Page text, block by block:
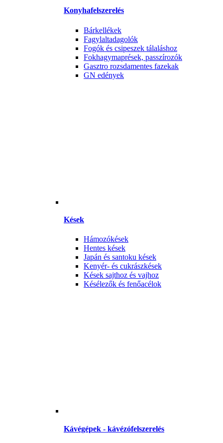
Konyhafelszerelés
Bárkellékek
Fagylaltadagolók
Fogók és csipeszek tálaláshoz
Fokhagymaprések, passzírozók
Gasztro rozsdamentes fazekak
GN edények
Kések
Hámozókések
Hentes kések
Japán és santoku kések
Kenyér- és cukrászkések
Kések sajthoz és vajhoz
Késélezők és fenőacélok
Kávégépek - kávézófelszerelés